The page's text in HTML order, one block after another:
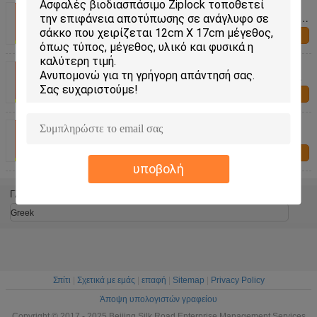
υποβολή
Πλαστικές τσάντες αποθήκευσης τροφίμων
υπεραγορών/φερμουάρ επάνω στο Resealable
χρηματοκιβώτιο τροφίμων τσαντών
αποθήκευσης επαφή
Διαφανείς Ziplock πλαστικές τσάντες
αποθήκευσης τροφίμων Resealable, τσάντες
τροφίμων σφραγίδων φερμουάρ
Τοπ πλαστικές τσάντες αποθήκευσης
τροφίμων φερμουάρ με τον ολισθαίνοντα
τσάντες
Γλώσσα αλλαγής
Greek
Σπίτι Σχετικά με εμάς επαφή Sitemap
Privacy Policy
Άποψη υπολογιστών γραφείου